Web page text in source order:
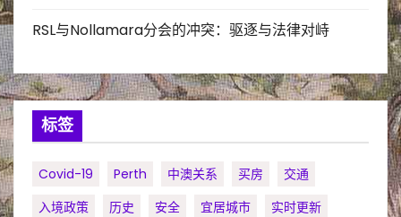
RSL与Nollamara分会的冲突：驱逐与法律对峙
标签
Covid-19 Perth 中澳关系 买房
交通
入境政策
历史 安全 宜居城市
实时更新